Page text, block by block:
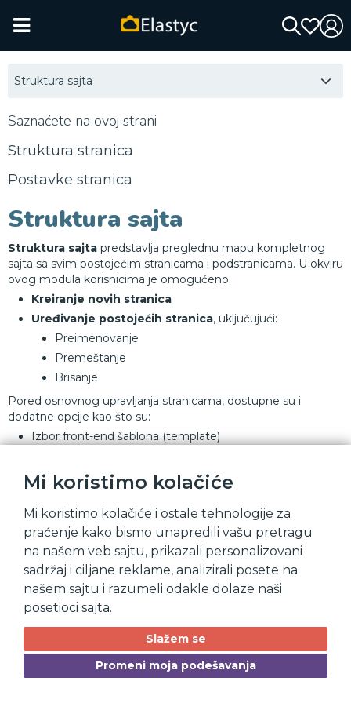
Mi koristimo kolačiće
Mi koristimo kolačiće i ostale tehnologije za
praćenje kako bismo unapredili vašu pretragu
na našem veb sajtu, prikazali personalizovani
sadržaj i ciljane reklame, analizirali posete na
našem sajtu i razumeli odakle dolaze naši
posetioci sajta.
Slažem se
Promeni moja podešavanja
Struktura sajta
Saznaćete na ovoj strani
Struktura stranica
Postavke stranica
Struktura sajta
Struktura sajta predstavlja preglednu mapu kompletnog
sajta sa svim postojećim stranicama i podstranicama. U okviru
ovog modula korisnicima je omogućeno:
Kreiranje novih stranica
Uređivanje postojećih stranica, uključujući:
Preimenovanje
Premeštanje
Brisanje
Pored osnovnog upravljanja stranicama, dostupne su i
dodatne opcije kao što su:
Izbor front-end šablona (template)
Definisanje korisničkih autorizacija
strukturom i organizacijom sadržaja na sajtu.